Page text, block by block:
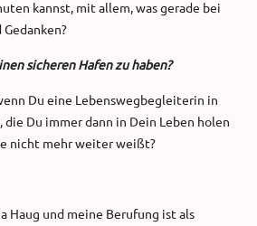
kannst, mit allem, was gerade bei
sicheren Hafen zu haben?
Du eine Lebenswegbegleiterin in
Du immer dann in Dein Leben holen
nicht mehr weiter weißt?
Haug und meine Berufung ist als